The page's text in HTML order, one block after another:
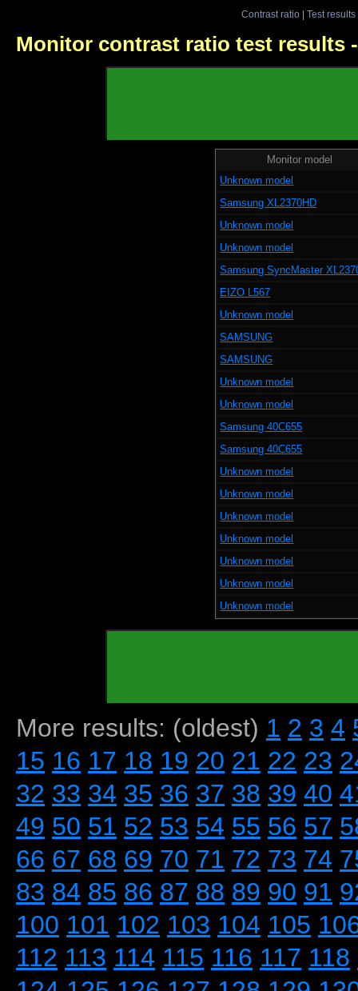
Contrast ratio| Test results
Monitor contrast ratio test results
Monitor model
Unknown model
Samsung XL2370HD
Unknown model
Unknown model
Samsung SyncMaster
EIZO L567
Unknown model
SAMSUNG
SAMSUNG
Unknown model
Unknown model
Samsung 40C655
Samsung 40C655
Unknown model
Unknown model
Unknown model
Unknown model
Unknown model
Unknown model
Unknown model
More results: (oldest) 1 2 3 4
15 16 17 18 19 20 21 22 23
32 33 34 35 36 37 38 39 40
49 50 51 52 53 54 55 56 57
66 67 68 69 70 71 72 73 74
83 84 85 86 87 88 89 90 91
100 101 102 103 104 105
112 113 114 115 116 117 118